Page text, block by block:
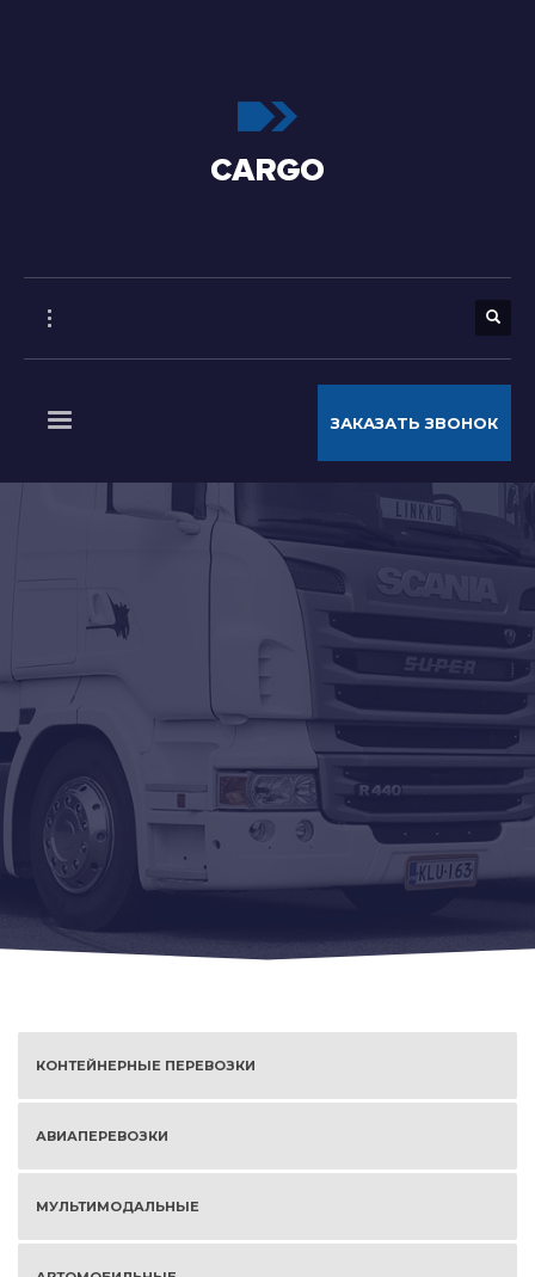
ЗАКАЗАТЬ ЗВОНОК
КОНТЕЙНЕРНЫЕ ПЕРЕВОЗКИ
АВИАПЕРЕВОЗКИ
МУЛЬТИМОДАЛЬНЫЕ